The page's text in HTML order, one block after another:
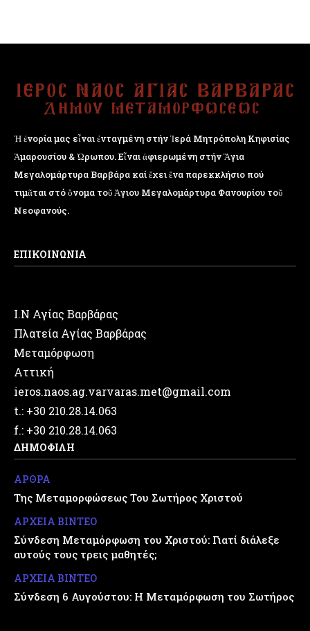
Ἡ ἐνορία μας εἶναι ἐνταγμένη στήν Ἱερά Μητρόπολη Κηφισίας
Ἁμαρουσίου & Ὠρωπου. Εἶναι ἀφιερωμένη στήν Ἅγια
Μεγαλομάρτυρα Βαρβάρα καί ἔχει ἕνα παρεκκλήσιο πού
τιμᾶται στό ὄνομα τοῦ Ἁγιου Μεγαλομάρτυρα Φανουρίου τοῦ
Νεοφανούς.
ΕΠΙΚΟΙΝΩΝΙΑ
Ι.Ν Αγίας Βαρβάρας
Πλατεία Αγίας Βαρβάρας
Μεταμόρφωση
Αττική
ieros.naos.ag.varvaras.met@gmail.com
t.: +30 210.28.14.063
f.: +30 210.28.14.063
ΔΗΜΟΦΙΛΗ
ΑΡΘΡΑ
Της Μεταμορφώσεως Του Σωτήρος Χριστού
ΑΡΧΕΙΑ ΒΙΝΤΕΟ
Σύνδεση Μεταμόρφωση του Χριστού: Γιατί διάλεξε
αυτούς τους τρεις μαθητές;
ΑΡΧΕΙΑ ΒΙΝΤΕΟ
Σύνδεση 6 Αυγούστου: Η Μεταμόρφωση του Σωτήρος